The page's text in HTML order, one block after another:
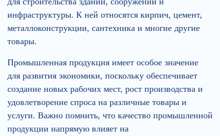
инфраструктуры. К ней относятся кирпич, цемент,
металлоконструкции, сантехника и многие другие
товары.
Промышленная продукция имеет особое значение
для развития экономики, поскольку обеспечивает
создание новых рабочих мест, рост производства и
удовлетворение спроса на различные товары и
услуги. Важно помнить, что качество промышленной
продукции напрямую влияет на